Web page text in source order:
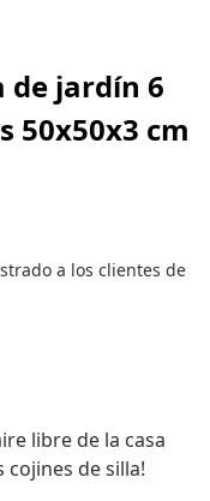
de jardín 6
50x50x3 cm
a los clientes de
libre de la casa
de silla!